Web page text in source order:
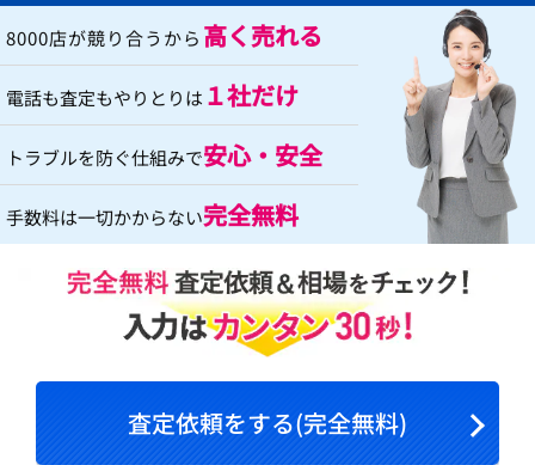
8000店が競り合うから 高く売れる
電話も査定もやりとりは １社だけ
トラブルを防ぐ仕組みで安心・安全
手数料は一切かからない完全無料
査定依頼をする(完全無料)